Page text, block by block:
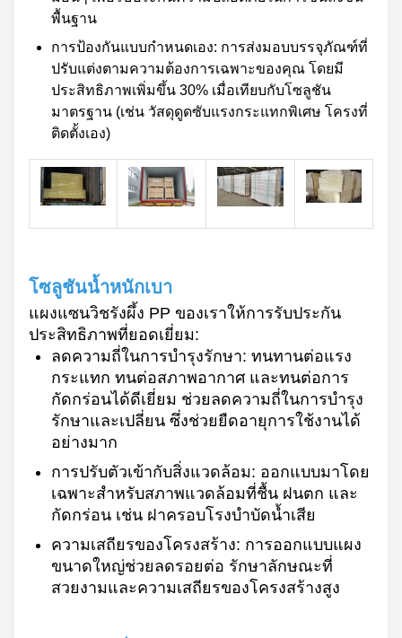
พื้นฐาน
การป้องกันแบบกำหนดเอง: การส่งมอบบรรจุภัณฑ์ที่
ปรับแต่งตามความต้องการเฉพาะของคุณ โดยมี
ประสิทธิภาพเพิ่มขึ้น 30% เมื่อเทียบกับโซลูชัน
มาตรฐาน (เช่น วัสดุดูดซับแรงกระแทกพิเศษ โครงที่
ติดตั้งเอง)
โซลูชันน้ำหนักเบา
แผงแซนวิชรังผึ้ง PP ของเราให้การรับประกัน
ประสิทธิภาพที่ยอดเยี่ยม:
ลดความถี่ในการบำรุงรักษา: ทนทานต่อแรง
กระแทก ทนต่อสภาพอากาศ และทนต่อการ
กัดกร่อนได้ดีเยี่ยม ช่วยลดความถี่ในการบำรุง
รักษาและเปลี่ยน ซึ่งช่วยยืดอายุการใช้งานได้
อย่างมาก
การปรับตัวเข้ากับสิ่งแวดล้อม: ออกแบบมาโดย
เฉพาะสำหรับสภาพแวดล้อมที่ชื้น ฝนตก และ
กัดกร่อน เช่น ฝาครอบโรงบำบัดน้ำเสีย
ความเสถียรของโครงสร้าง: การออกแบบแผง
ขนาดใหญ่ช่วยลดรอยต่อ รักษาลักษณะที่
สวยงามและความเสถียรของโครงสร้างสูง